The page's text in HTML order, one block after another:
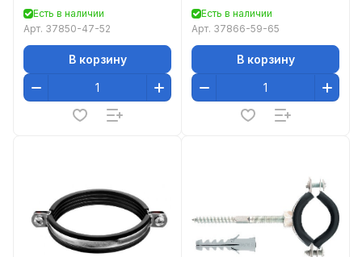
47-52
Есть в наличии
Арт. 37850-47-52
В корзину
сантехнической
шпилькой и дюбелем
Есть в наличии
Арт. 37866-59-65
В корзину